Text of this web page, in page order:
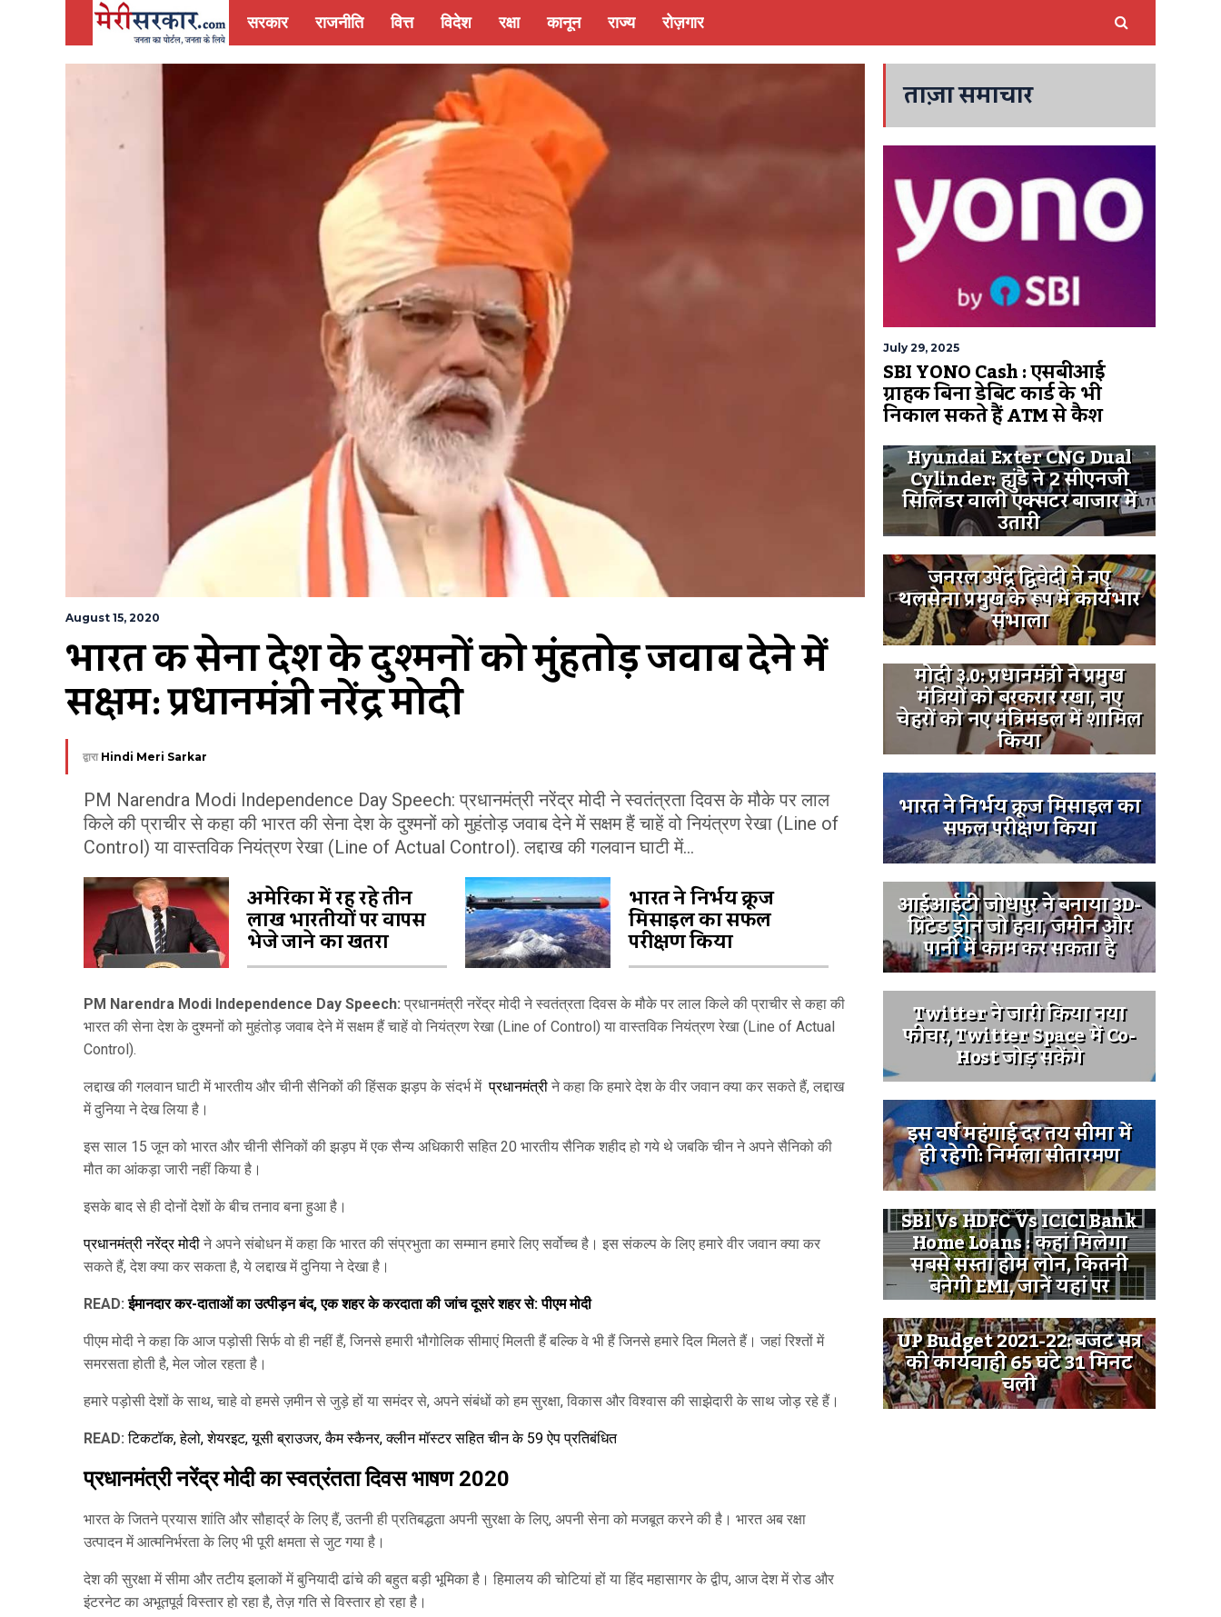
सरकार राजनीति वित्त विदेश रक्षा कानून राज्य रोज़गार
August 15, 2020
भारत की सेना देश के दुश्मनों को मुंहतोड़ जवाब देने में
सक्षम: प्रधानमंत्री नरेंद्र मोदी
द्वारा Hindi Meri Sarkar
PM Narendra Modi Independence Day Speech: प्रधानमंत्री नरेंद्र मोदी ने स्वतंत्रता दिवस के मौके पर लाल
किले की प्राचीर से कहा की भारत की सेना देश के दुश्मनों को मुहंतोड़ जवाब देने में सक्षम हैं चाहें वो नियंत्रण रेखा (Line of
Control) या वास्तविक नियंत्रण रेखा (Line of Actual Control). लद्दाख की गलवान घाटी में...
अमेरिका में रह रहे तीन
लाख भारतीयों पर वापस
भेजे जाने का खतरा
भारत ने निर्भय क्रूज
मिसाइल का सफल
परीक्षण किया
PM Narendra Modi Independence Day Speech: प्रधानमंत्री नरेंद्र मोदी ने स्वतंत्रता दिवस के मौके पर लाल किले की प्राचीर से कहा की
भारत की सेना देश के दुश्मनों को मुहंतोड़ जवाब देने में सक्षम हैं चाहें वो नियंत्रण रेखा (Line of Control) या वास्तविक नियंत्रण रेखा (Line of Actual
Control).
लद्दाख की गलवान घाटी में भारतीय और चीनी सैनिकों की हिंसक झड़प के संदर्भ मेंप्रधानमंत्री ने कहा कि हमारे देश के वीर जवान क्या कर सकते हैं, लद्दाख
में दुनिया ने देख लिया है।
इस साल 15 जून को भारत और चीनी सैनिकों की झड़प में एक सैन्य अधिकारी सहित 20 भारतीय सैनिक शहीद हो गये थे जबकि चीन ने अपने सैनिको की
मौत का आंकड़ा जारी नहीं किया है।
इसके बाद से ही दोनों देशों के बीच तनाव बना हुआ है।
प्रधानमंत्री नरेंद्र मोदी ने अपने संबोधन में कहा कि भारत की संप्रभुता का सम्मान हमारे लिए सर्वोच्च है। इस संकल्प के लिए हमारे वीर जवान क्या कर
सकते हैं, देश क्या कर सकता है, ये लद्दाख में दुनिया ने देखा है।
READ:ईमानदार कर-दाताओं का उत्पीड़न बंद, एक शहर के करदाता की जांच दूसरे शहर से: पीएम मोदी
पीएम मोदी ने कहा कि आज पड़ोसी सिर्फ वो ही नहीं हैं, जिनसे हमारी भौगोलिक सीमाएं मिलती हैं बल्कि वे भी हैं जिनसे हमारे दिल मिलते हैं। जहां रिश्तों में
समरसता होती है, मेल जोल रहता है।
हमारे पड़ोसी देशों के साथ, चाहे वो हमसे ज़मीन से जुड़े हों या समंदर से, अपने संबंधों को हम सुरक्षा, विकास और विश्वास की साझेदारी के साथ जोड़ रहे हैं।
READ: टिकटॉक, हेलो, शेयरइट, यूसी ब्राउजर, कैम स्कैनर, क्लीन मॉस्टर सहित चीन के 59 ऐप प्रतिबंधित
प्रधानमंत्री नरेंद्र मोदी का स्वत्रंतता दिवस भाषण 2020
भारत के जितने प्रयास शांति और सौहार्द्र के लिए हैं, उतनी ही प्रतिबद्धता अपनी सुरक्षा के लिए, अपनी सेना को मजबूत करने की है। भारत अब रक्षा
उत्पादन में आत्मनिर्भरता के लिए भी पूरी क्षमता से जुट गया है।
देश की सुरक्षा में सीमा और तटीय इलाकों में बुनियादी ढांचे की बहुत बड़ी भूमिका है। हिमालय की चोटियां हों या हिंद महासागर के द्वीप, आज देश में रोड और
इंटरनेट का अभूतपूर्व विस्तार हो रहा है, तेज़ गति से विस्तार हो रहा है।
ताज़ा समाचार
July 29, 2025
SBI YONO Cash : एसबीआई
ग्राहक बिना डेबिट कार्ड के भी
निकाल सकते हैं ATM से कैश
Hyundai Exter CNG Dual
Cylinder: ह्युंडै ने 2 सीएनजी
सिलिंडर वाली एक्सटर बाजार में
उतारी
जनरल उपेंद्र द्विवेदी ने नए
थलसेना प्रमुख के रूप में कार्यभार
संभाला
मोदी ३.0: प्रधानमंत्री ने प्रमुख
मंत्रियों को बरकरार रखा, नए
चेहरों को नए मंत्रिमंडल में शामिल
किया
भारत ने निर्भय क्रूज मिसाइल का
सफल परीक्षण किया
आईआईटी जोधपुर ने बनाया 3D-
प्रिंटेड ड्रोन जो हवा, जमीन और
पानी में काम कर सकता है
Twitter ने जारी किया नया
फीचर, Twitter Space में Co-
Host जोड़ सकेंगे
इस वर्ष महंगाई दर तय सीमा में
ही रहेगी: निर्मला सीतारमण
SBI Vs HDFC Vs ICICI Bank
Home Loans : कहां मिलेगा
सबसे सस्ता होम लोन, कितनी
बनेगी EMI, जानें यहां पर
UP Budget 2021-22: बजट सत्र
की कार्यवाही 65 घंटे 31 मिनट
चली